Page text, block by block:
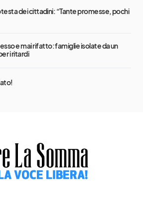
dei cittadini: “Tante promesse, pochi
e mai rifatto: famiglie isolate da un
i ritardi